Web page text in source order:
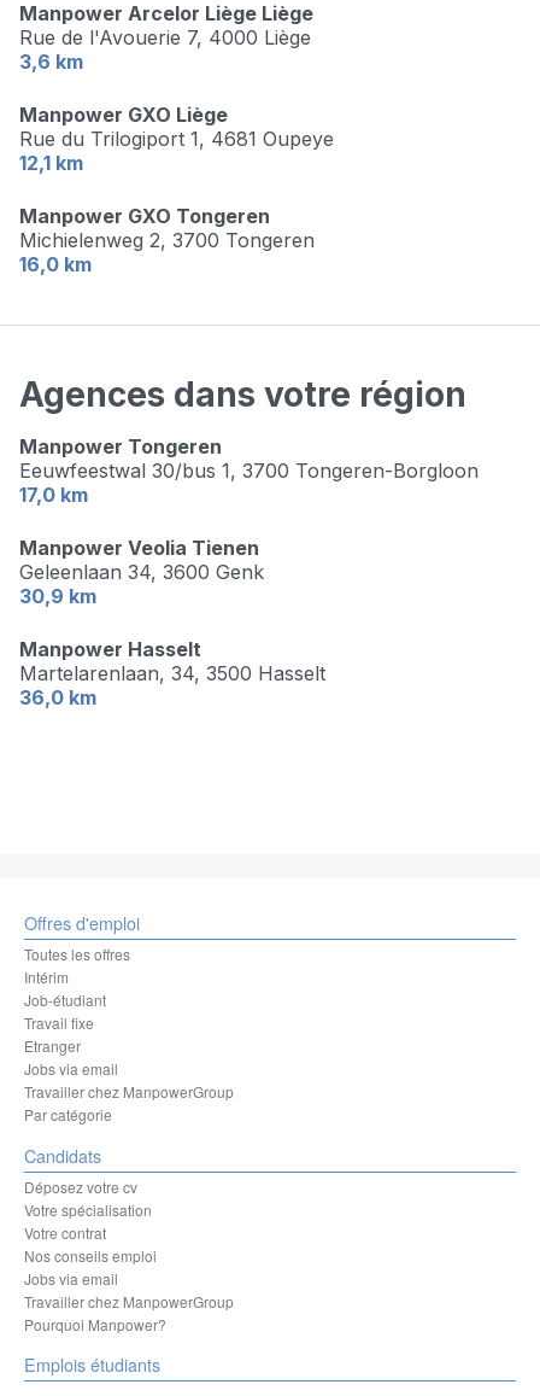
Manpower Arcelor Liège Liège
Rue de l'Avouerie 7, 4000 Liège
3,6 km
Manpower GXO Liège
Rue du Trilogiport 1, 4681 Oupeye
12,1 km
Manpower GXO Tongeren
Michielenweg 2, 3700 Tongeren
16,0 km
Agences dans votre région
Manpower Tongeren
Eeuwfeestwal 30/bus 1, 3700 Tongeren-Borgloon
17,0 km
Manpower Veolia Tienen
Geleenlaan 34, 3600 Genk
30,9 km
Manpower Hasselt
Martelarenlaan, 34, 3500 Hasselt
36,0 km
Offres d'emploi
Toutes les offres
Intérim
Job-étudiant
Travail fixe
Etranger
Jobs via email
Travailler chez ManpowerGroup
Par catégorie
Candidats
Déposez votre cv
Votre spécialisation
Votre contrat
Nos conseils emploi
Jobs via email
Travailler chez ManpowerGroup
Pourquoi Manpower?
Emplois étudiants